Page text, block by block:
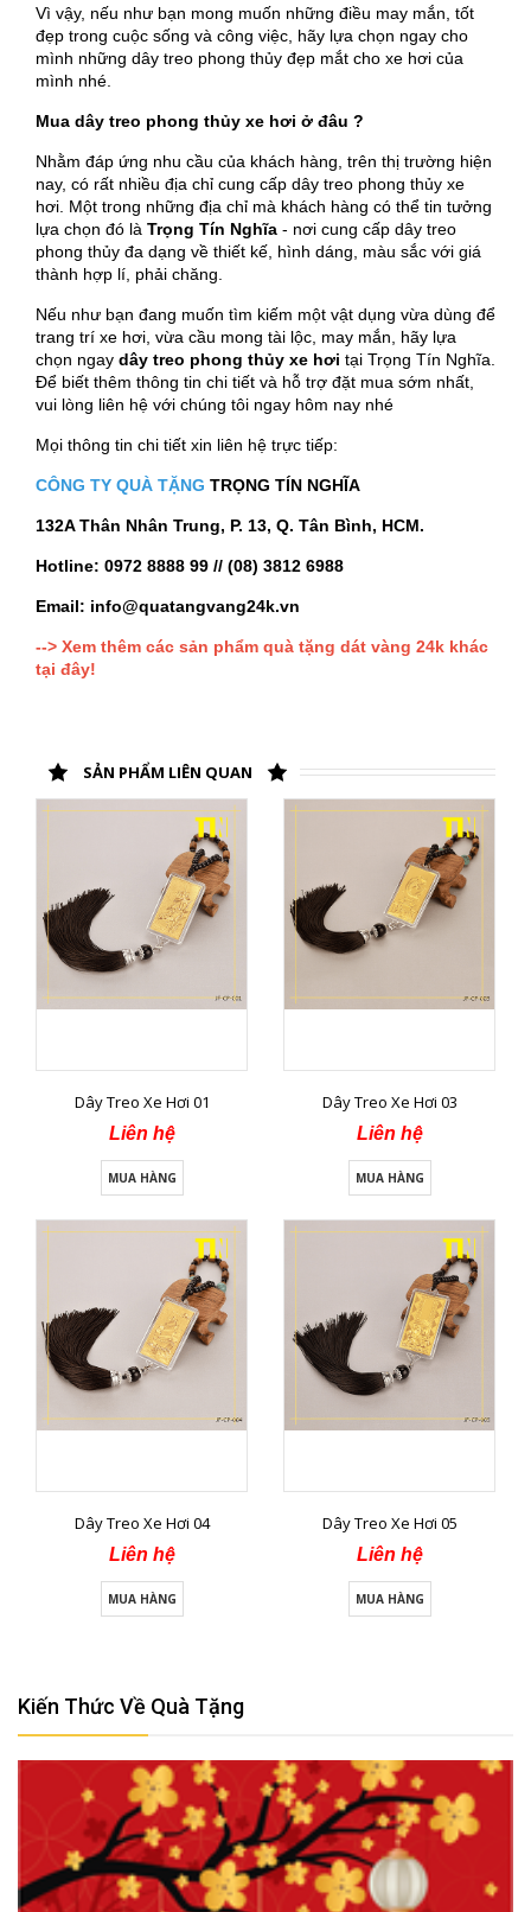
Vì vậy, nếu như bạn mong muốn những điều may mắn, tốt
đẹp trong cuộc sống và công việc, hãy lựa chọn ngay cho
mình những dây treo phong thủy đẹp mắt cho xe hơi của
mình nhé.
Mua dây treo phong thủy xe hơi ở đâu ?
Nhằm đáp ứng nhu cầu của khách hàng, trên thị trường hiện
nay, có rất nhiều địa chỉ cung cấp dây treo phong thủy xe
hơi. Một trong những địa chỉ mà khách hàng có thể tin tưởng
lựa chọn đó là Trọng Tín Nghĩa - nơi cung cấp dây treo
phong thủy đa dạng về thiết kế, hình dáng, màu sắc với giá
thành hợp lí, phải chăng.
Nếu như bạn đang muốn tìm kiếm một vật dụng vừa dùng để
trang trí xe hơi, vừa cầu mong tài lộc, may mắn, hãy lựa
chọn ngay dây treo phong thủy xe hơi tại Trọng Tín Nghĩa.
Để biết thêm thông tin chi tiết và hỗ trợ đặt mua sớm nhất,
vui lòng liên hệ với chúng tôi ngay hôm nay nhé
Mọi thông tin chi tiết xin liên hệ trực tiếp:
CÔNG TY QUÀ TẶNG TRỌNG TÍN NGHĨA
132A Thân Nhân Trung, P. 13, Q. Tân Bình, HCM.
Hotline: 0972 8888 99 // (08) 3812 6988
Email: info@quatangvang24k.vn
--> Xem thêm các sản phẩm quà tặng dát vàng 24k khác
tại đây!
SẢN PHẨM LIÊN QUAN
Dây Treo Xe Hơi 01
Liên hệ
MUA HÀNG
Dây Treo Xe Hơi 03
Liên hệ
MUA HÀNG
Dây Treo Xe Hơi 04
Liên hệ
MUA HÀNG
Dây Treo Xe Hơi 05
Liên hệ
MUA HÀNG
Kiến Thức Về Quà Tặng